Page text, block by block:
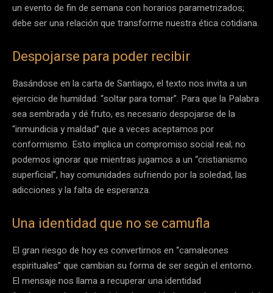
un evento de fin de semana con horarios parametrizados;
debe ser una relación que transforme nuestra ética cotidiana.
Despojarse para poder recibir
Basándose en la carta de Santiago, el texto nos invita a un
ejercicio de humildad: “soltar para tomar”. Para que la Palabra
sea sembrada y dé fruto, es necesario despojarse de la
“inmundicia y maldad” que a veces aceptamos por
conformismo. Esto implica un compromiso social real; no
podemos ignorar que mientras jugamos a un “cristianismo
superficial”, hay comunidades sufriendo por la soledad, las
adicciones y la falta de esperanza.
Una identidad que no se camufla
El gran riesgo de hoy es convertirnos en “camaleones
espirituales” que cambian su forma de ser según el entorno.
El mensaje nos llama a recuperar una identidad